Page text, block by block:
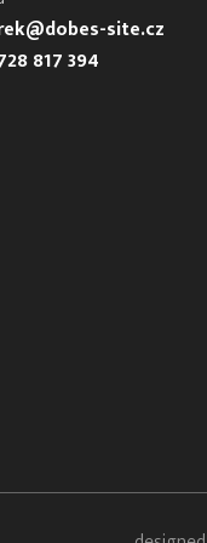
site.cz
817 394